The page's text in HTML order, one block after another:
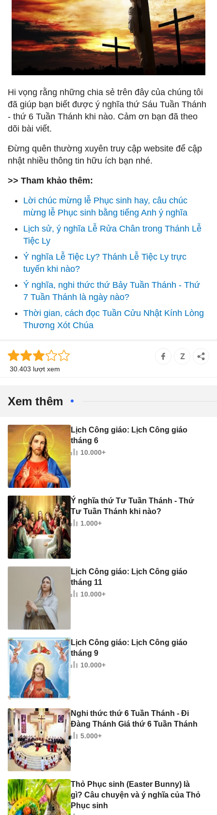
Hi vọng rằng những chia sẻ trên đây của chúng tôi
đã giúp bạn biết được ý nghĩa thứ Sáu Tuần Thánh
- thứ 6 Tuần Thánh khi nào. Cảm ơn bạn đã theo
dõi bài viết.
Đừng quên thường xuyên truy cập website để cập
nhật nhiều thông tin hữu ích bạn nhé.
>> Tham khảo thêm:
Lời chúc mừng lễ Phục sinh hay, câu chúc
mừng lễ Phục sinh bằng tiếng Anh ý nghĩa
Lịch sử, ý nghĩa Lễ Rửa Chân trong Thánh Lễ
Tiệc Ly
Ý nghĩa Lễ Tiệc Ly? Thánh Lễ Tiệc Ly trực
tuyến khi nào?
Ý nghĩa, nghi thức thứ Bảy Tuần Thánh - Thứ
7 Tuần Thánh là ngày nào?
Thời gian, cách đọc Tuần Cửu Nhật Kính Lòng
Thương Xót Chúa
30.403 lượt xem
Xem thêm
Lịch Công giáo: Lịch Công giáo
tháng 6
10.000+
Ý nghĩa thứ Tư Tuần Thánh - Thứ
Tư Tuần Thánh khi nào?
1.000+
Lịch Công giáo: Lịch Công giáo
tháng 11
10.000+
Lịch Công giáo: Lịch Công giáo
tháng 9
10.000+
Nghi thức thứ 6 Tuần Thánh - Đi
Đàng Thánh Giá thứ 6 Tuần Thánh
5.000+
Thỏ Phục sinh (Easter Bunny) là
gì? Câu chuyện và ý nghĩa của Thỏ
Phục sinh